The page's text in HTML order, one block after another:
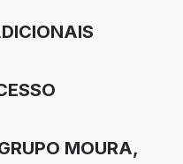
MOURA,